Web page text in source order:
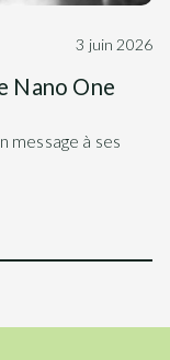
3 juin 2026
Nano One
à ses